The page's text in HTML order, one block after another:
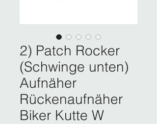
2) Patch Rocker
(Schwinge unten)
Aufnäher
Rückenaufnäher
Biker Kutte W